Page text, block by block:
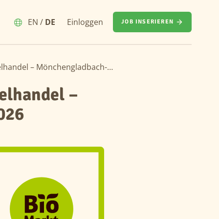
EN / DE Einloggen JOB INSERIEREN
Ausbildung zum Verkäufer (m/w/d) im Einzelhandel – Mönchengladbach-Odenkirchener Straße 2026
–